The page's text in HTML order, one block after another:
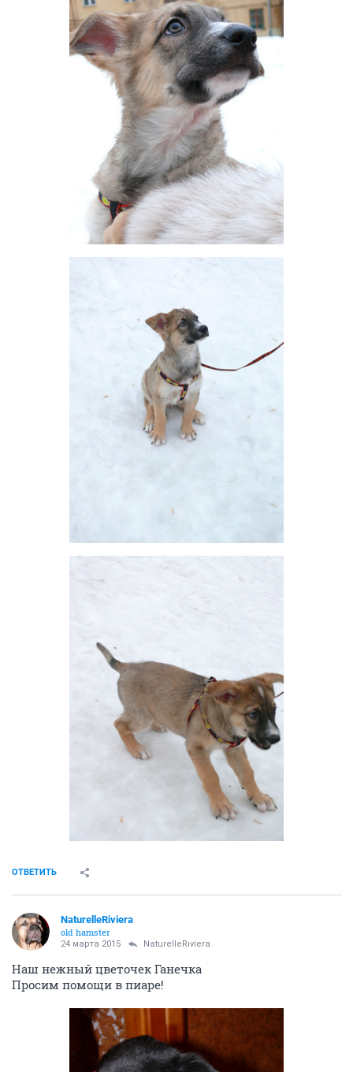
ОТВЕТИТЬ
NaturelleRiviera
old hamster
24 марта 2015 NaturelleRiviera
Наш нежный цветочек Ганечка
Просим помощи в пиаре!